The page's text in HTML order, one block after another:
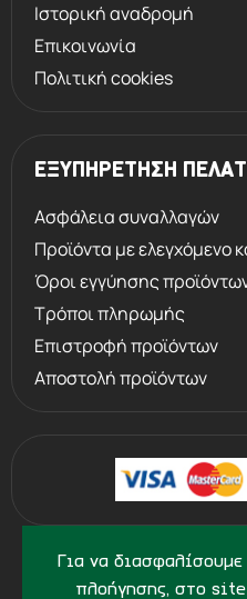
Για να
πλοήγησης, στο
Ιστορική αναδρομή
Επικοινωνία
Πολιτική cookies
ΕΞΥΠΗΡΕΤΗΣΗ
Ασφάλεια συναλλαγών
Προϊόντα με ελεγχόμενο
Όροι εγγύησης
Τρόποι πληρωμής
Επιστροφή προϊόντων
Αποστολή προϊόντων
© 2013 - 2026